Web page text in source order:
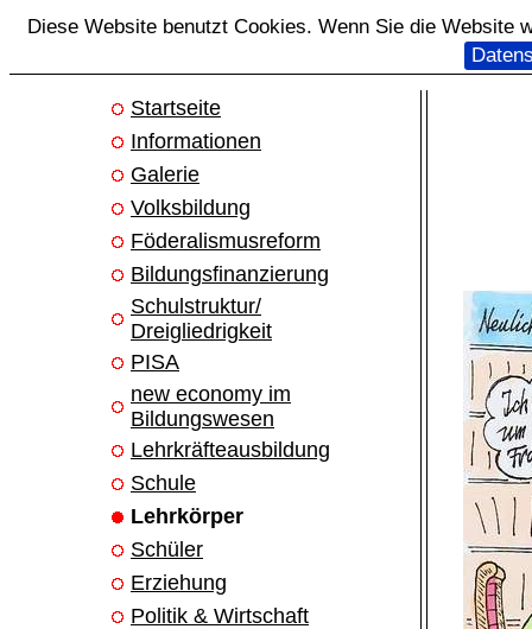
Diese Website benutzt Cookies. Wenn Sie die Website
Startseite
Informationen
Galerie
Volksbildung
Föderalismusreform
Bildungsfinanzierung
Schulstruktur/
Dreigliedrigkeit
PISA
new economy im
Bildungswesen
Lehrkräfteausbildung
Schule
Lehrkörper
Schüler
Erziehung
Politik & Wirtschaft